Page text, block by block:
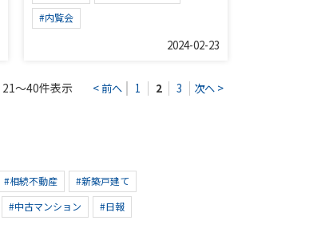
#内覧会
2024-02-23
21～40件表示 < 前へ 1 2 3 次へ >
#相続不動産
#新築戸建て
#中古マンション
#日報